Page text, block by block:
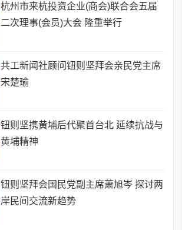
杭州市来杭投资企业(商会)联合会五届
二次理事(会员)大会 隆重举行
共工新闻社顾问钮则坚拜会亲民党主席
宋楚瑜
钮则坚携黄埔后代聚首台北 延续抗战与
黄埔精神
钮则坚拜会国民党副主席萧旭岑 探讨两
岸民间交流新趋势